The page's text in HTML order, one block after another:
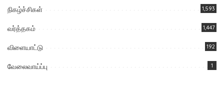
நிகழ்ச்சிகள் 1,593
வர்த்தகம் 1,447
விளையாட்டு 192
வேலைவாய்ப்பு 1